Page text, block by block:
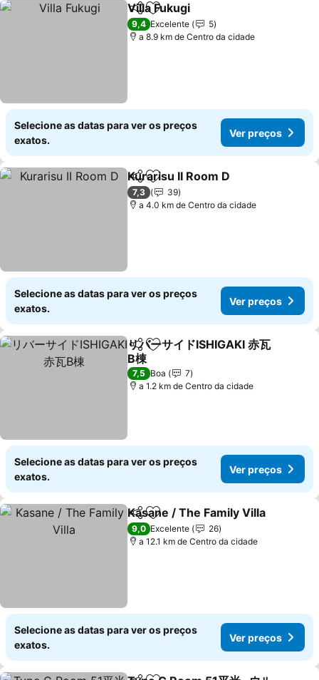
PartilharAdicionar aos favoritos
Villa Fukugi
9,4 Excelente
5
a 8.9 km de Centro da cidade
Selecione as datas para ver os preços
exatos.
Ver preços
PartilharAdicionar aos favoritos
Kurarisu II Room D
7,3
39
a 4.0 km de Centro da cidade
Selecione as datas para ver os preços
exatos.
Ver preços
PartilharAdicionar aos favoritos
リバーサイドISHIGAKI 赤瓦
B棟
Ver preços
7,5 Boa
7
a 1.2 km de Centro da cidade
Selecione as datas para ver os preços
exatos.
Ver preços
PartilharAdicionar aos favoritos
Kasane / The Family Villa
9,0 Excelente
26
a 12.1 km de Centro da cidade
Selecione as datas para ver os preços
exatos.
Ver preços